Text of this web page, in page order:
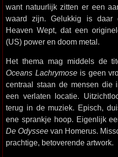
want natuurlijk zitten er een
waard zijn. Gelukkig is
Heaven Wept, dat een
(US) power en doom metal.
Het thema mag middels de
Oceans Lachrymoseis geen
centraal staan de mensen die
een verlaten locatie.
terug in de muziek. Episch,
ene sprankje hoop. Eigenlijk
De Odyssee van Homerus.
prachtige, betoverende artwork.